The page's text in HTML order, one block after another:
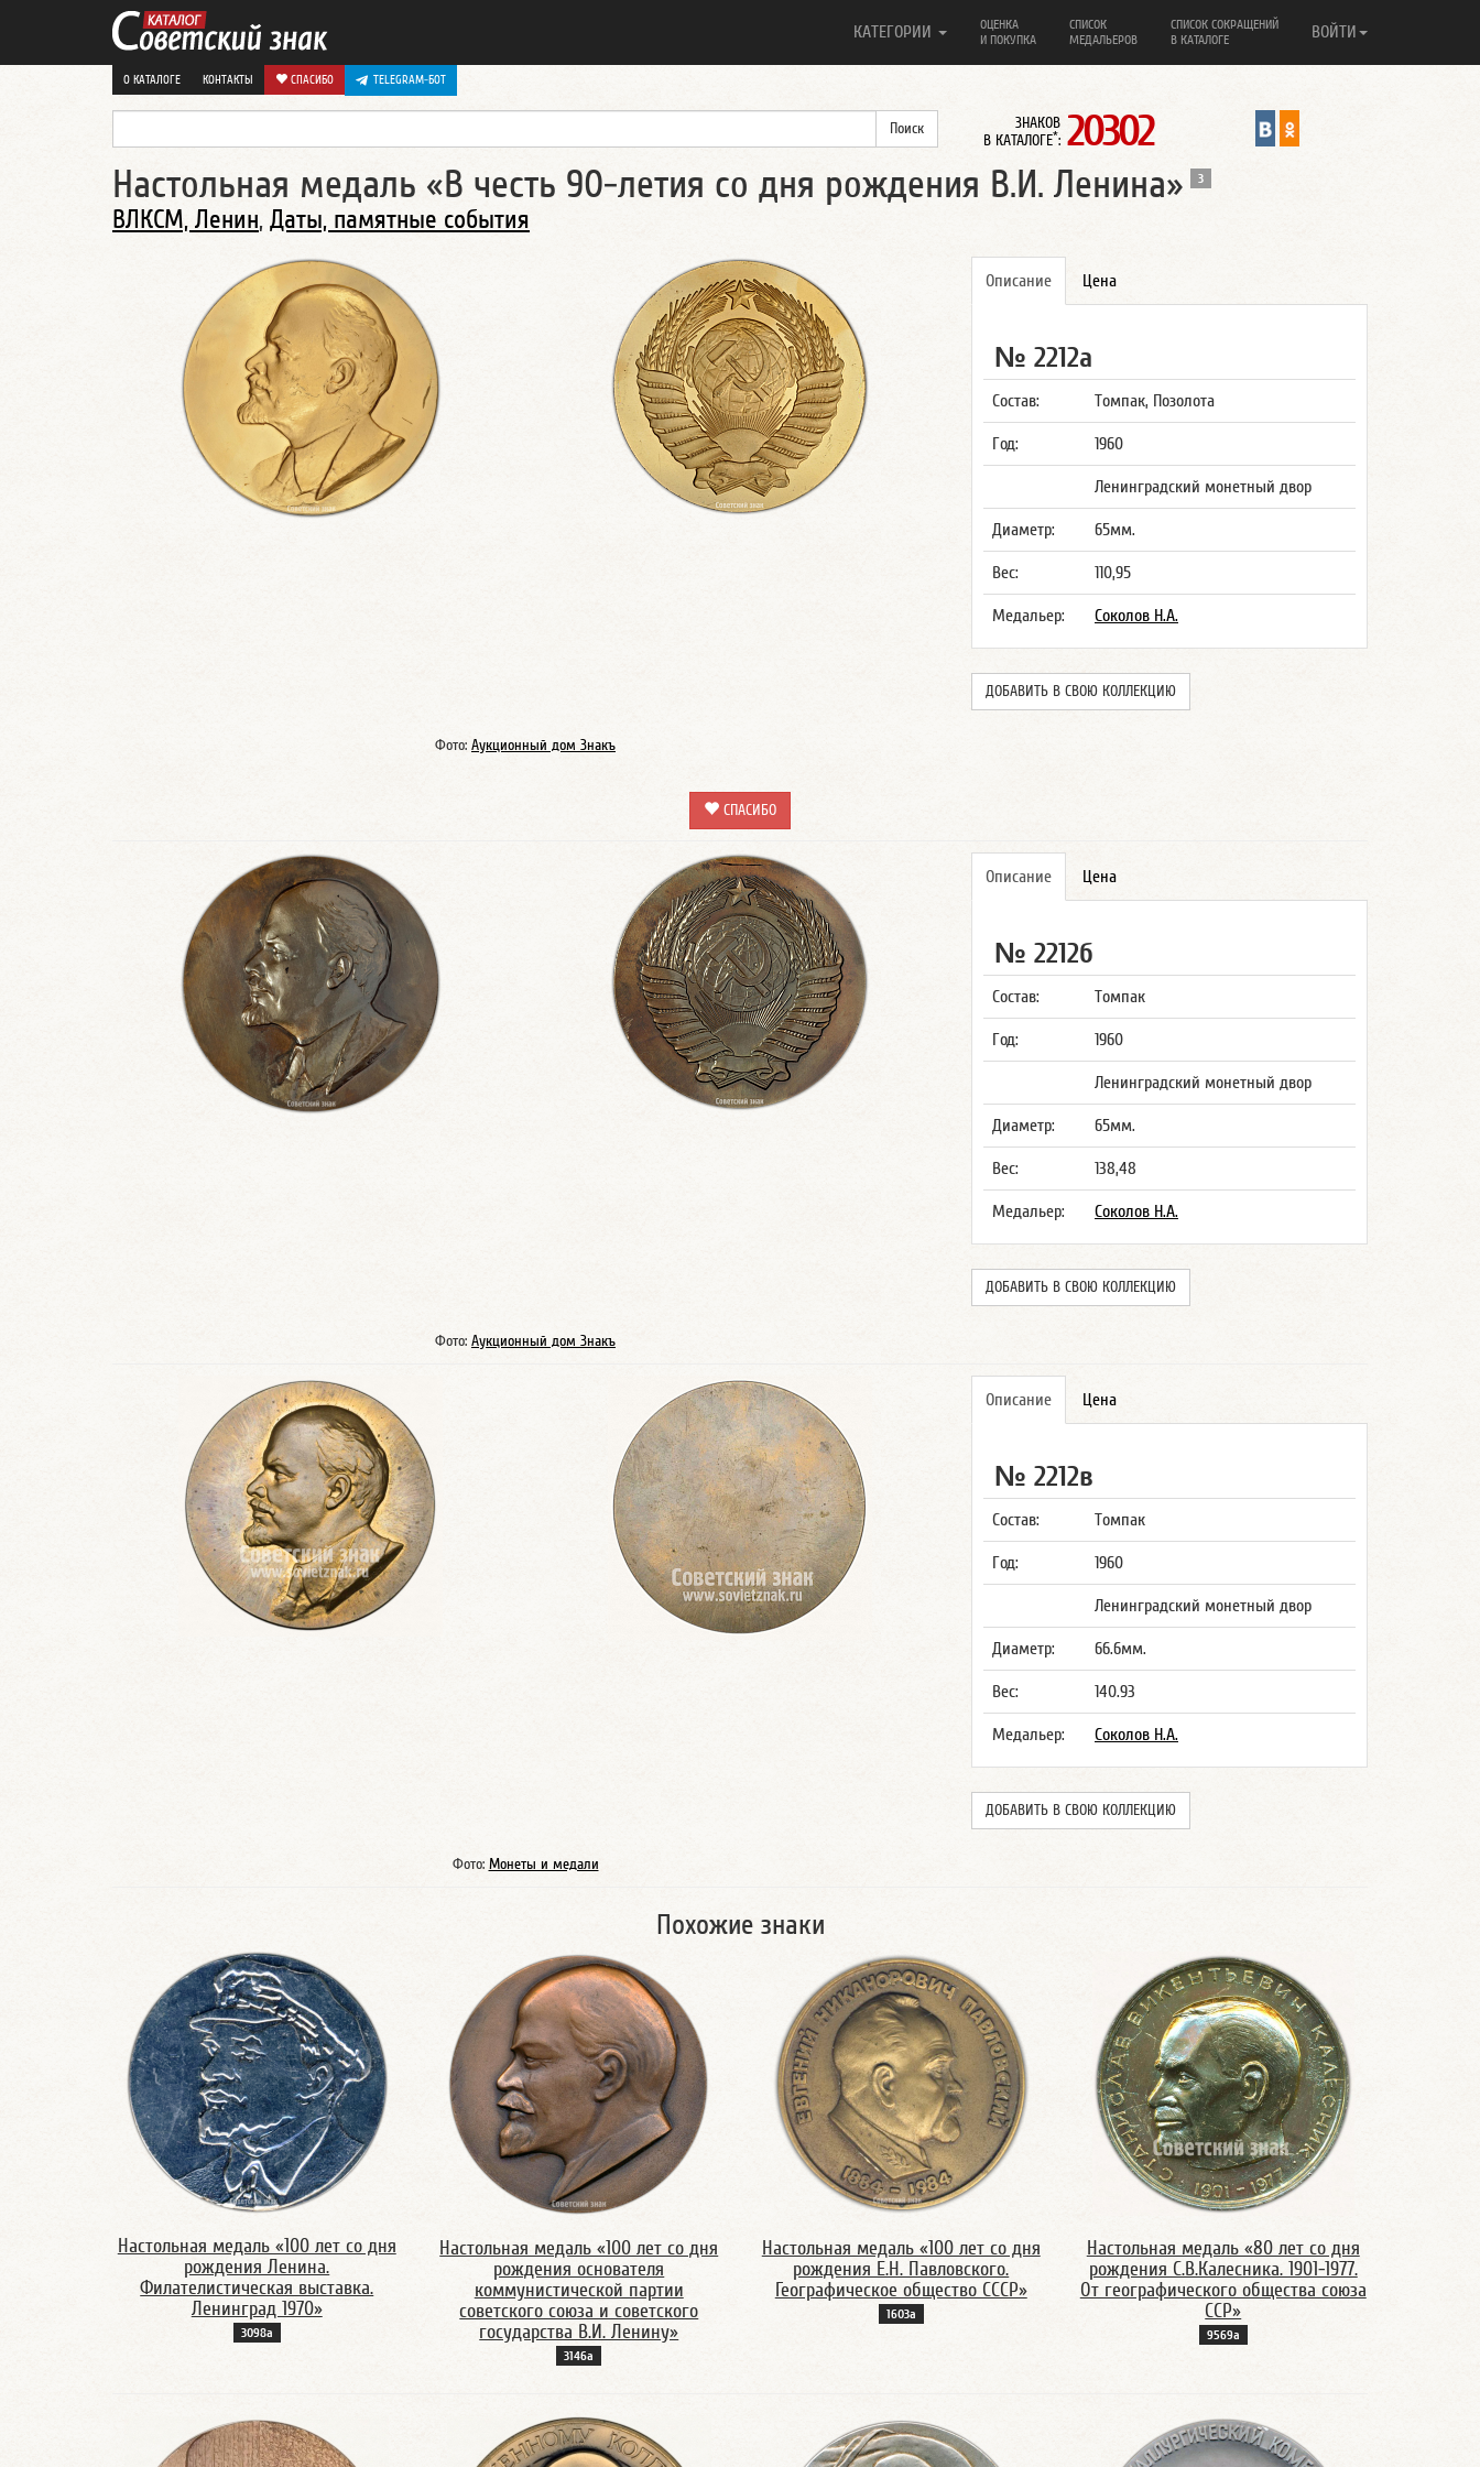
КАТЕГОРИИ
ОЦЕНКА
И ПОКУПКА
СПИСОК
МЕДАЛЬЕРОВ
СПИСОК СОКРАЩЕНИЙ
В КАТАЛОГЕ
ВОЙТИ
О КАТАЛОГЕ КОНТАКТЫ СПАСИБО TELEGRAM-БОТ
ЗНАКОВ
В КАТАЛОГЕ*: 20302
Настольная медаль «В честь 90-летия со дня рождения В.И. Ленина» 3
ВЛКСМ, Ленин, Даты, памятные события
Описание Цена
№ 2212а
Состав: Томпак, Позолота
Год: 1960
Ленинградский монетный двор
Диаметр: 65мм.
Вес: 110,95
Медальер: Соколов Н.А.
ДОБАВИТЬ В СВОЮ КОЛЛЕКЦИЮ
Фото: Аукционный дом Знакъ
СПАСИБО
Описание Цена
№ 2212б
Состав: Томпак
Год: 1960
Ленинградский монетный двор
Диаметр: 65мм.
Вес: 138,48
Медальер: Соколов Н.А.
ДОБАВИТЬ В СВОЮ КОЛЛЕКЦИЮ
Фото: Аукционный дом Знакъ
Описание Цена
№ 2212в
Состав: Томпак
Год: 1960
Ленинградский монетный двор
Диаметр: 66.6мм.
Вес: 140.93
Медальер: Соколов Н.А.
ДОБАВИТЬ В СВОЮ КОЛЛЕКЦИЮ
Фото: Монеты и медали
Похожие знаки
Настольная медаль «100 лет со дня
рождения Ленина.
Филателистическая выставка.
Ленинград 1970»
3098а
Настольная медаль «100 лет со дня
рождения основателя
коммунистической партии
советского союза и советского
государства В.И. Ленину»
3146а
Настольная медаль «100 лет со дня
рождения Е.Н. Павловского.
Географическое общество СССР»
1603а
Настольная медаль «80 лет со дня
рождения С.В.Калесника. 1901-1977.
От географического общества союза
ССР»
9569а